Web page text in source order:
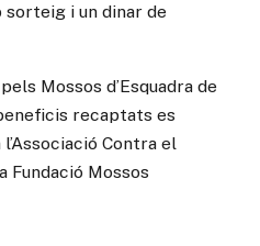
sorteig i un dinar de
Mossos d’Esquadra de
recaptats es
Contra el
Fundació Mossos